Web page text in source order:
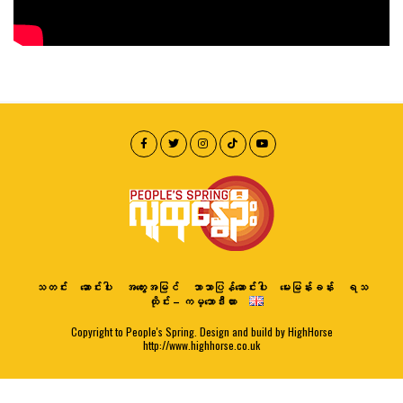
သတင်း ဆောင်းပါး အတွေးအမြင် ဘာသာပြန်ဆောင်းပါး မေးမြန်းခန်း
ရသ
ထိုင်း – ကမ္ဘောဒီးယား
Copyright to People's Spring. Design and build by HighHorse
http://www.highhorse.co.uk